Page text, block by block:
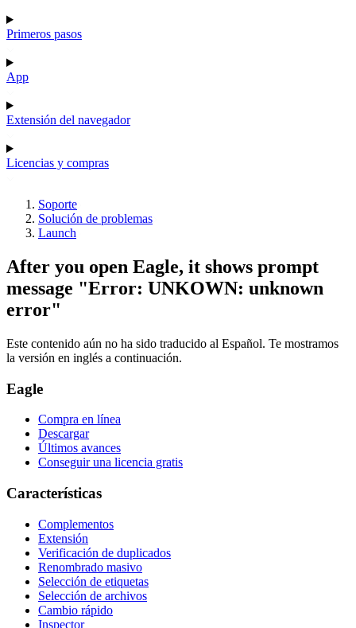
Primeros pasos
App
Extensión del navegador
Licencias y compras
Soporte
Solución de problemas
Launch
After you open Eagle, it shows prompt
message "Error: UNKOWN: unknown
error"
Este contenido aún no ha sido traducido al Español. Te mostramos
la versión en inglés a continuación.
Eagle
Compra en línea
Descargar
Últimos avances
Conseguir una licencia gratis
Características
Complementos
Extensión
Verificación de duplicados
Renombrado masivo
Selección de etiquetas
Selección de archivos
Cambio rápido
Inspector